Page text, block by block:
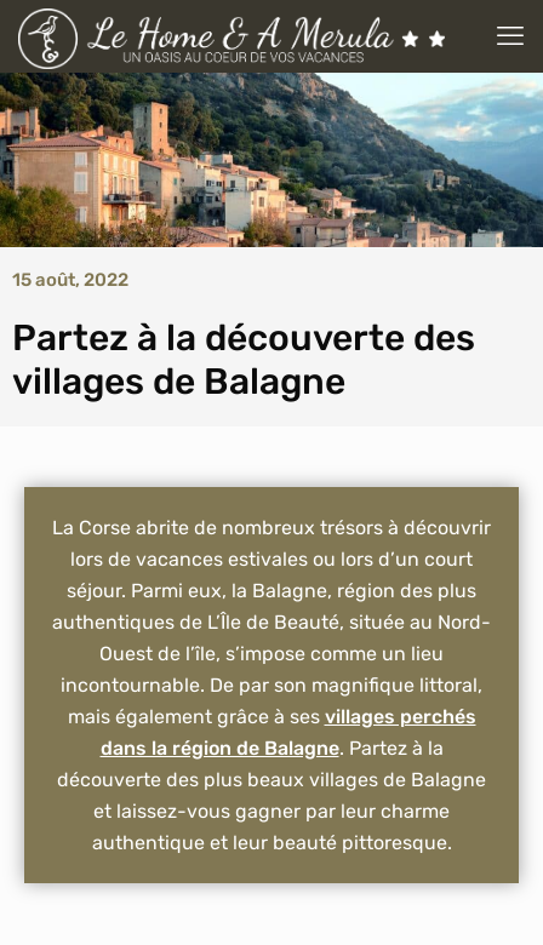
15 août, 2022
Partez à la découverte des
villages de Balagne
La Corse abrite de nombreux trésors à découvrir
lors de vacances estivales ou lors d’un court
séjour. Parmi eux, la Balagne, région des plus
authentiques de L’Île de Beauté, située au Nord-
Ouest de l’île, s’impose comme un lieu
incontournable. De par son magnifique littoral,
mais également grâce à ses villages perchés
dans la région de Balagne. Partez à la
découverte des plus beaux villages de Balagne
et laissez-vous gagner par leur charme
authentique et leur beauté pittoresque.